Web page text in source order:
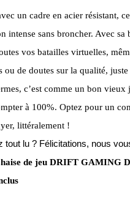
un cadre en acier résistant,
intense sans broncher. Avec sa
vos batailles virtuelles,
ou de doutes sur la qualité,
c’est comme un bon
à 100%. Optez pour un
littéralement !
tout lu ? Félicitations, nous
de jeu DRIFT GAMING